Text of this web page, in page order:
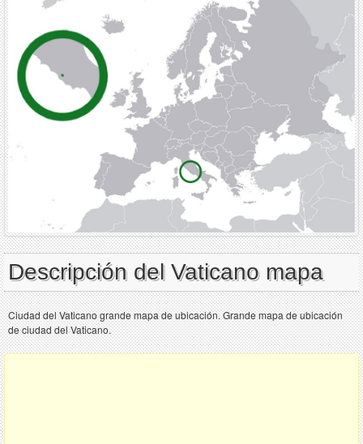
Descripción del Vaticano mapa
Ciudad del Vaticano grande mapa de ubicación. Grande mapa de ubicación
de ciudad del Vaticano.